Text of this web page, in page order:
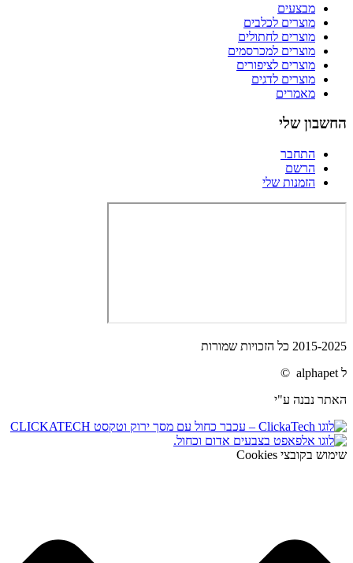
מבצעים
מוצרים לכלבים
מוצרים לחתולים
מוצרים למכרסמים
מוצרים לציפורים
מוצרים לדגים
מאמרים
החשבון שלי
התחבר
הרשם
הזמנות שלי
2015-2025 כל הזכויות שמורות
ל alphapet ©
האתר נבנה ע"י
שימוש בקובצי Cookies